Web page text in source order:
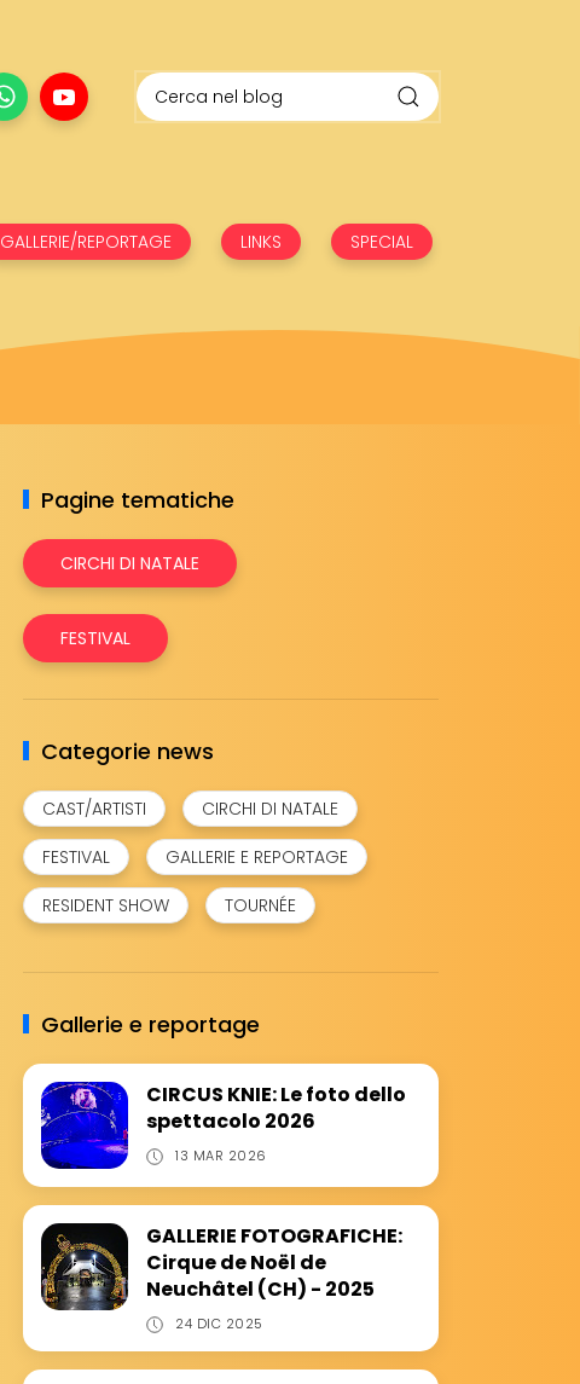
GALLERIE/REPORTAGE LINKS SPECIAL
Pagine tematiche
CIRCHI DI NATALE
FESTIVAL
Categorie news
CAST/ARTISTI
CIRCHI DI NATALE
FESTIVAL
GALLERIE E REPORTAGE
RESIDENT SHOW
TOURNÉE
Gallerie e reportage
CIRCUS KNIE: Le foto dello
spettacolo 2026
13 MAR 2026
GALLERIE FOTOGRAFICHE:
Cirque de Noël de
Neuchâtel (CH) - 2025
24 DIC 2025